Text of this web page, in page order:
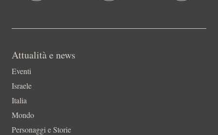
Attualità e news
Eventi
Israele
Italia
Mondo
Personaggi e Storie